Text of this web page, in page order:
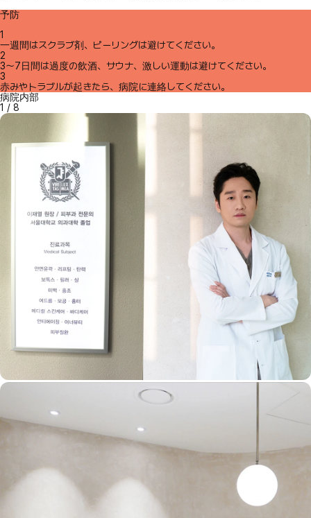
予防
1
一週間はスクラブ剤、ピーリングは避けてください。
2
3～7日間は過度の飲酒、サウナ、激しい運動は避けてください。
3
赤みやトラブルが起きたら、病院に連絡してください。
病院内部
1 / 8